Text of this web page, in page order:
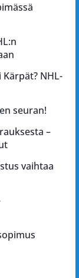
Kärpät? NHL-
seuran!
–
vaihtaa